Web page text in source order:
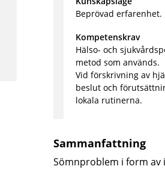
Beprövad erfarenhet.
Kompetenskrav
Hälso- och
metod som används.
Vid förskrivning av
beslut och
lokala rutinerna.
Sammanfattning
Sömnproblem i form av